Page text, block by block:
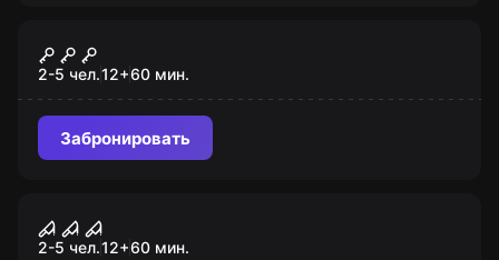
Пангарув
2-5 чел.12+60 мин.
Забронировать
Дом призраков
2-5 чел.12+60 мин.